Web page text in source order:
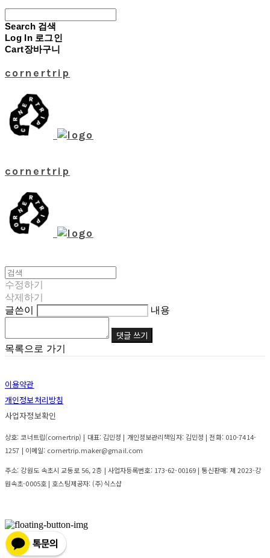
Search 검색
Log In 로그인
Cart장바구니
cornertrip
cornertrip
수정하기
삭제하기
글쓴이
내용
댓글 쓰기
목록으로 가기
이용약관
개인정보처리방침
사업자정보확인
상호: 코너트립(cornertrip) | 대표: 김민정 | 개인정보관리책임자: 김민정 | 전화: 010-7414-
1257 | 이메일: cornertrip.maker@gmail.com
주소: 강원도 속초시 교동로 56, 2층 | 사업자등록번호: 173-62-00169 | 통신판매: 제 2023-강
원속초-0005호 | 호스팅제공자: (주)식스샵